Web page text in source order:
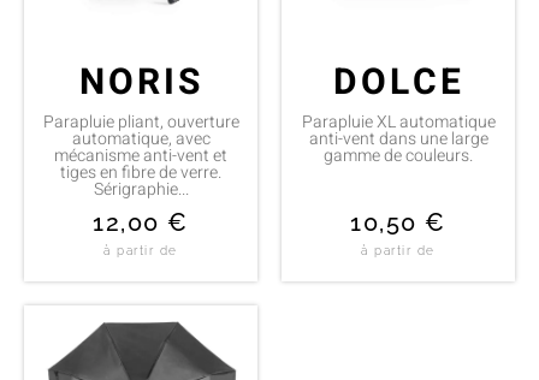
NORIS
Parapluie pliant, ouverture
automatique, avec
mécanisme anti-vent et
tiges en fibre de verre.
Sérigraphie...
12,00€
à partir de
DOLCE
Parapluie XL automatique
anti-vent dans une large
gamme de couleurs.
10,50€
à partir de